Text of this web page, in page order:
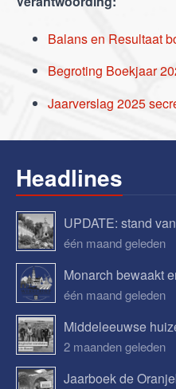
Balans en Resultaat
Begroting Boekjaar
Jaarverslag 2025
Headlines
één maand geleden
één maand geleden
2 maanden geleden
Jaarboek de